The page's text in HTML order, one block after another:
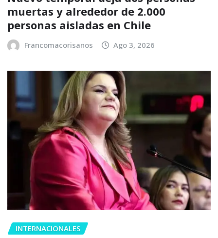
muertas y alrededor de 2.000
personas aisladas en Chile
Francomacorisanos Ago 3, 2026
INTERNACIONALES